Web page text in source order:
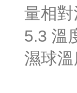
量相
5.3 溫
濕球